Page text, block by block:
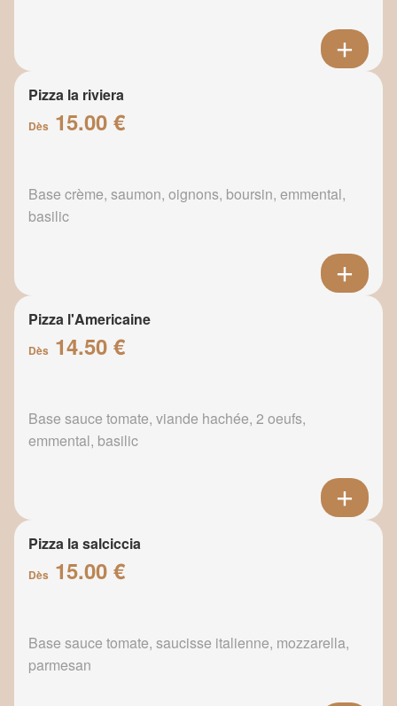
Pizza la riviera
Dès 15.00 €
Base crème, saumon, oignons, boursin, emmental,
basilic
Pizza l'Americaine
Dès 14.50 €
Base sauce tomate, viande hachée, 2 oeufs,
emmental, basilic
Pizza la salciccia
Dès 15.00 €
Base sauce tomate, saucisse italienne, mozzarella,
parmesan